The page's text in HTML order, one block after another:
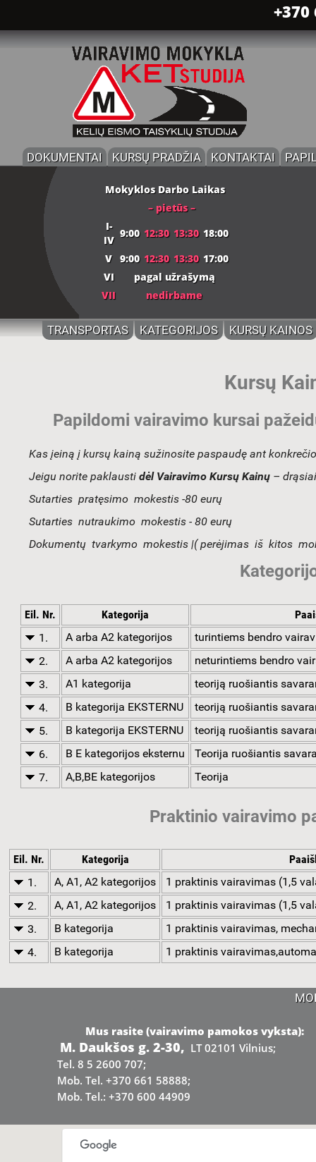
+370
KONTAKTAI
KURSŲ PRADŽIA
DOKUMENTAI
Mokyklos Darbo Laikas
– pietūs –
I-
IV
9:00 12:30 13:30 18:00
V 9:00 12:30 13:30 17:00
VI
pagal užrašymą
VII
nedirbame
KURSŲ KAINOS
KATEGORIJOS
TRANSPORTAS
Kursų
Papildomi vairavimo kursai
Kas įeiną į kursų kainą sužinosite paspaudę ant
Jeigu norite paklausti dėl Vairavimo Kursų Kainų –
Sutarties pratęsimo mokestis -80 eurų
Sutarties nutraukimo mokestis - 80 eurų
Dokumentų tvarkymo mokestis |( perėjimas iš kitos
Eil. Nr. Kategorija
1.
A arba A2 kategorijos
turintiems bendro
2.
A arba A2 kategorijos
neturintiems bendro
3.
A1 kategorija
teoriją ruošiantis
4.
B kategorija EKSTERNU
teoriją ruošiantis
5.
B kategorija EKSTERNU
teoriją ruošiantis
6.
B E kategorijos eksternu
Teorija ruošiantis
7.
A,B,BE kategorijos Teorija
Praktinio vairavimo
Eil. Nr. Kategorija
1.
A, A1, A2 kategorijos
1 praktinis vairavimas (1,5
2.
A, A1, A2 kategorijos
1 praktinis vairavimas (1,5
3.
B kategorija
1 praktinis vairavimas,
4.
B kategorija 1 praktinis
Mus rasite (vairavimo pamokos vyksta):
M. Daukšos g. 2-30, LT 02101 Vilnius;
Tel. 8 5 2600 707;
Mob. Tel. +370 661 58888;
Mob. Tel.: +370 600 44909